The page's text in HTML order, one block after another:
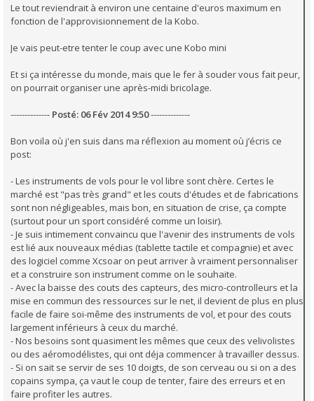
Le tout reviendrait à environ une centaine d'euros maximum en
fonction de l'approvisionnement de la Kobo.
Je vais peut-etre tenter le coup avec une Kobo mini
Et si ça intéresse du monde, mais que le fer à souder vous fait peur,
on pourrait organiser une après-midi bricolage.
-------------- Posté: 06 Fév 2014 9:50--------------
Bon voila où j'en suis dans ma réflexion au moment où j’écris ce
post:
- Les instruments de vols pour le vol libre sont chère. Certes le
marché est "pas très grand" et les couts d'études et de fabrications
sont non négligeables, mais bon, en situation de crise, ça compte
(surtout pour un sport considéré comme un loisir).
- Je suis intimement convaincu que l'avenir des instruments de vols
est lié aux nouveaux médias (tablette tactile et compagnie) et avec
des logiciel comme Xcsoar on peut arriver à vraiment personnaliser
et a construire son instrument comme on le souhaite.
- Avec la baisse des couts des capteurs, des micro-controlleurs et la
mise en commun des ressources sur le net, il devient de plus en plus
facile de faire soi-même des instruments de vol, et pour des couts
largement inférieurs à ceux du marché.
- Nos besoins sont quasiment les mêmes que ceux des velivolistes
ou des aéromodélistes, qui ont déja commencer à travailler dessus.
- Si on sait se servir de ses 10 doigts, de son cerveau ou si on a des
copains sympa, ça vaut le coup de tenter, faire des erreurs et en
faire profiter les autres.